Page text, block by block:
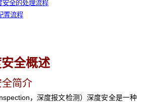
安全的处理流程
置流程
全概述
简介
，深度报文检测）深度安全是一种